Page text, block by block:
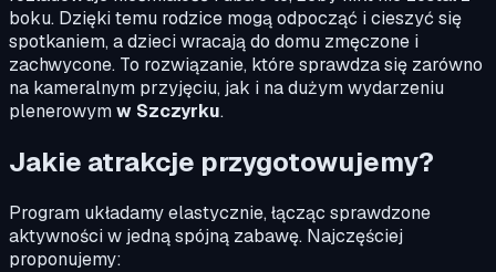
boku. Dzięki temu rodzice mogą odpocząć i cieszyć się
spotkaniem, a dzieci wracają do domu zmęczone i
zachwycone. To rozwiązanie, które sprawdza się zarówno
na kameralnym przyjęciu, jak i na dużym wydarzeniu
plenerowymw Szczyrku.
Jakie atrakcje przygotowujemy?
Program układamy elastycznie, łącząc sprawdzone
aktywności w jedną spójną zabawę. Najczęściej
proponujemy: